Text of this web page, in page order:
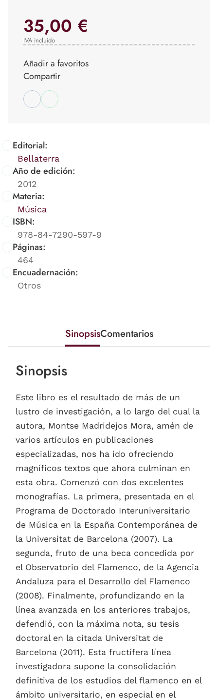
Editorial:
Bellaterra
Año de edición:
2012
Materia:
Música
ISBN:
978-84-7290-597-9
Páginas:
464
Encuadernación:
Otros
35,00 €
IVA incluido
Añadir a favoritos
Compartir
SinopsisComentarios
Sinopsis
Este libro es el resultado de más de un
lustro de investigación, a lo largo del cual la
autora, Montse Madridejos Mora, amén de
varios artículos en publicaciones
especializadas, nos ha ido ofreciendo
magníficos textos que ahora culminan en
esta obra. Comenzó con dos excelentes
monografías. La primera, presentada en el
Programa de Doctorado Interuniversitario
de Música en la España Contemporánea de
la Universitat de Barcelona (2007). La
segunda, fruto de una beca concedida por
el Observatorio del Flamenco, de la Agencia
Andaluza para el Desarrollo del Flamenco
(2008). Finalmente, profundizando en la
línea avanzada en los anteriores trabajos,
defendió, con la máxima nota, su tesis
doctoral en la citada Universitat de
Barcelona (2011). Esta fructífera línea
investigadora supone la consolidación
definitiva de los estudios del flamenco en el
ámbito universitario, en especial en el